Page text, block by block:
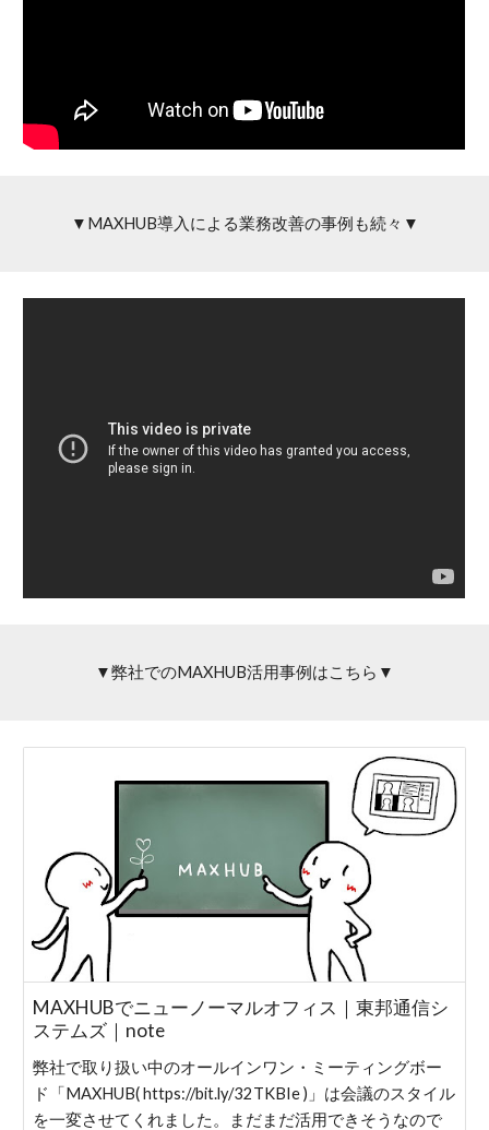
▼MAXHUB導入による業務改善の事例も続々▼
▼弊社でのMAXHUB活用事例はこちら▼
MAXHUBでニューノーマルオフィス｜東邦通信シ
ステムズ｜note
弊社で取り扱い中のオールインワン・ミーティングボー
ド「MAXHUB( https://bit.ly/32TKBIe )」は会議のスタイル
を一変させてくれました。まだまだ活用できそうなので